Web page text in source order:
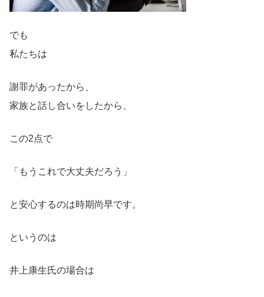
でも
私たちは
謝罪があったから、
家族と話し合いをしたから、
この2点で
「もうこれで大丈夫だろう」
と安心するのは時期尚早です。
というのは
井上康生氏の場合は